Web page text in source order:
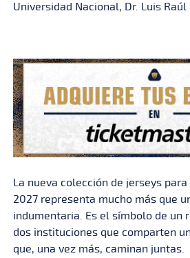
Universidad Nacional, Dr. Luis Raúl
La nueva colección de jerseys
2027 representa mucho más que
indumentaria. Es el símbolo de un
dos instituciones que comparten
que, una vez más, caminan juntas.